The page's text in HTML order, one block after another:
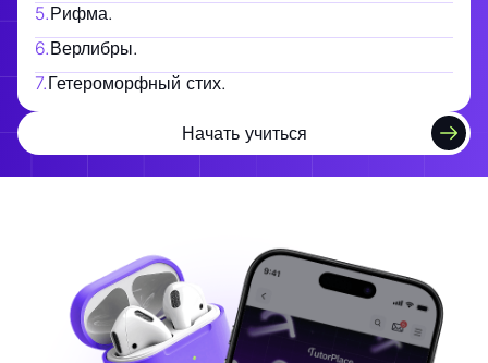
5.Рифма.
6.Верлибры.
7.Гетероморфный стих.
Начать учиться